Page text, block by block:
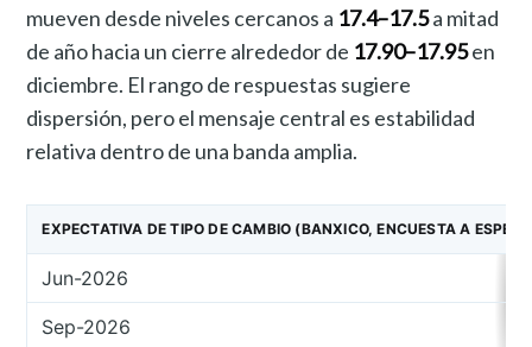
mueven desde niveles cercanos a 17.4–17.5a mitad
de año hacia un cierre alrededor de 17.90–17.95en
diciembre. El rango de respuestas sugiere
dispersión, pero el mensaje central es estabilidad
relativa dentro de una banda amplia.
EXPECTATIVA DE TIPO DE CAMBIO (BANXICO, ENCUESTA A
Jun-2026
Sep-2026